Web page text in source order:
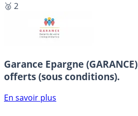
🥈 2
Garance Epargne (GARANCE)
offerts (sous conditions).
En savoir plus